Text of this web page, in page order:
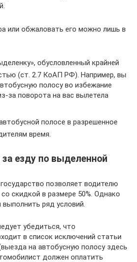
или обжаловать его можно лишь в
обусловленный крайней
(ст. 2.7 КоАП РФ). Например, вы
полосу во избежание
за поворота на вас вылетела
полосе в разрешенное
время.
езду по выделенной
позволяет водителю
скидкой в размере 50%. Однако
выполнить ряд условий.
убедиться, что
в список исключений статьи
на автобусную полосу здесь
должен оплатить